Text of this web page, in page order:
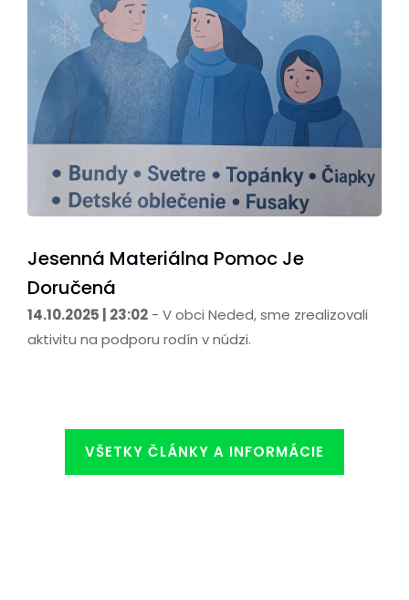
Jesenná Materiálna Pomoc Je
Doručená
14.10.2025 | 23:02 - V obci Neded, sme zrealizovali
aktivitu na podporu rodín v núdzi.
VŠETKY ČLÁNKY A INFORMÁCIE